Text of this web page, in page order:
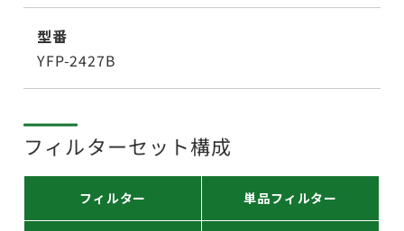
型番
YFP-2427B
フィルターセット構成
フィルター 単品フィルター